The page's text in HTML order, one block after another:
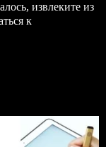
извлеките из
к